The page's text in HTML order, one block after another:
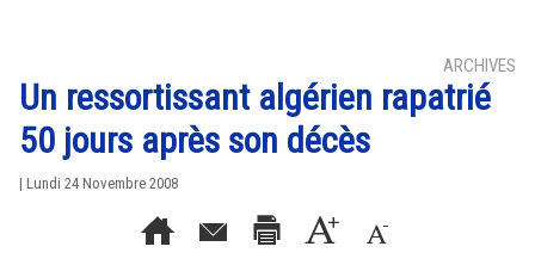
ARCHIVES
Un ressortissant algérien rapatrié
50 jours après son décès
| Lundi 24 Novembre 2008